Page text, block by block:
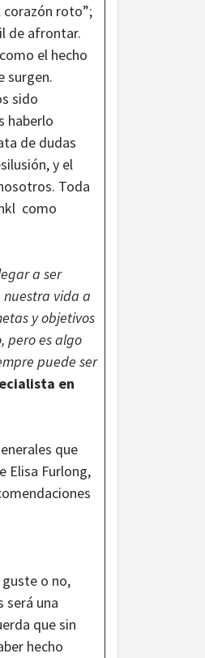
corazón roto”;
de afrontar.
el hecho
surgen.
sido
haberlo
de dudas
y el
Toda
como
a ser
nuestra vida a
y objetivos
pero es algo
puede ser
en
que
Elisa Furlong,
o no,
será una
que sin
hecho